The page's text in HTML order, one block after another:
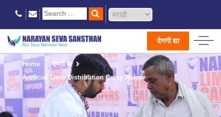
देणगी द्या
Home
देणगी द्या
Artificial Limb Distribution Camp Raipur